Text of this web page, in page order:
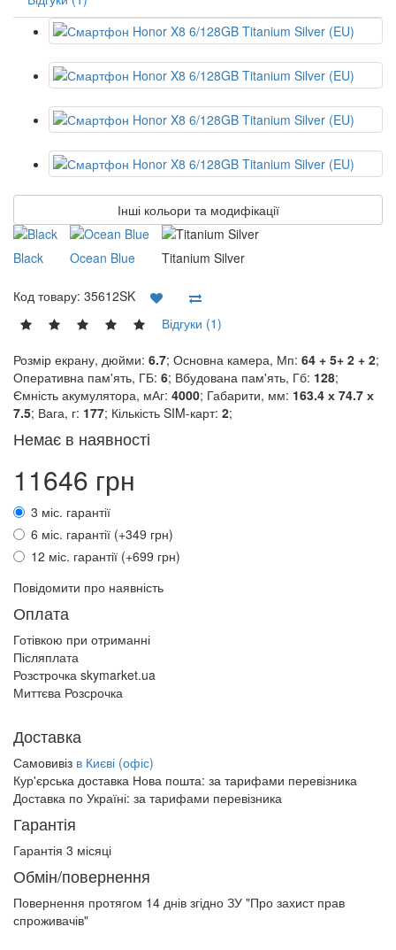
Інші кольори та модифікації
Black Ocean Blue Titanium Silver
Код товару: 35612SK
Відгуки (1)
Розмір екрану, дюйми: 6.7; Основна камера, Мп: 64 + 5+ 2 + 2;
Оперативна пам'ять, ГБ: 6; Вбудована пам'ять, Гб: 128;
Ємність акумулятора, мАг: 4000; Габарити, мм: 163.4 х 74.7 х
7.5; Вага, г: 177; Кількість SIM-карт: 2;
Немає в наявності
11646 грн
3 міс. гарантії
6 міс. гарантії (+349 грн)
12 міс. гарантії (+699 грн)
Повідомити про наявність
Оплата
Готівкою при отриманні
Післяплата
Розстрочка skymarket.ua
Миттєва Розсрочка
Доставка
Самовивіз в Києві (офіс)
Кур'єрська доставка Нова пошта: за тарифами перевізника
Доставка по Україні: за тарифами перевізника
Гарантія
Гарантія 3 місяці
Обмін/повернення
Повернення протягом 14 днів згідно ЗУ "Про захист прав
спроживачів"